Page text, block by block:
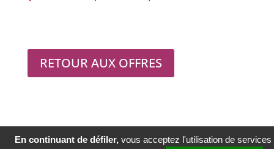
RETOUR AUX OFFRES
© Copyright Groupe Caillé 2020 Mentions légales
En continuant de défiler, vous acceptez l'utilisation de services